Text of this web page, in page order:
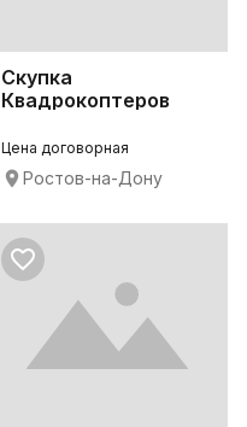
Скупка
Квадрокоптеров
Цена договорная
Ростов-на-Дону